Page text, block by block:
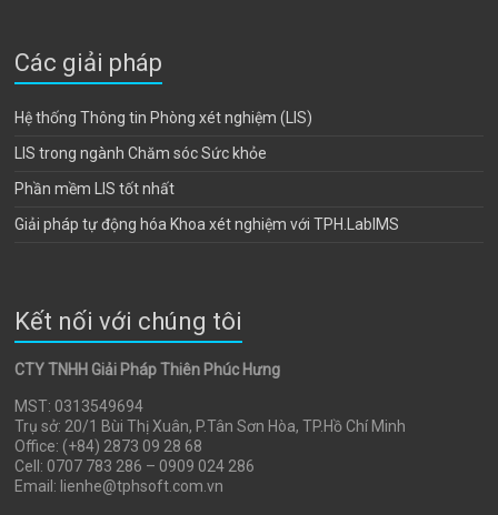
Các giải pháp
Hệ thống Thông tin Phòng xét nghiệm (LIS)
LIS trong ngành Chăm sóc Sức khỏe
Phần mềm LIS tốt nhất
Giải pháp tự động hóa Khoa xét nghiệm với TPH.LabIMS
Kết nối với chúng tôi
CTY TNHH Giải Pháp Thiên Phúc Hưng
MST: 0313549694
Trụ sở: 20/1 Bùi Thị Xuân, P.Tân Sơn Hòa, TP.Hồ Chí Minh
Office: (+84) 2873 09 28 68
Cell: 0707 783 286 – 0909 024 286
Email: lienhe@tphsoft.com.vn